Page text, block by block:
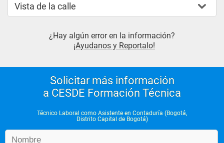
Seminario Sistematizado
Vista de la calle
¿Hay algún error en la información?
¡Ayudanos y Reportalo!
Solicitar más información
a CESDE Formación Técnica
Técnico Laboral como Asistente en Contaduría (Bogotá,
Distrito Capital de Bogotá)